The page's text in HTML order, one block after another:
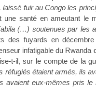
laissé fuir au Congo les
santé en ameutant le
(…) soutenues par les
des fuyards en décembre
infatigable du Rwanda
t-il, sur le compte de la
réfugiés étaient armés, ils
eux-mêmes pris le